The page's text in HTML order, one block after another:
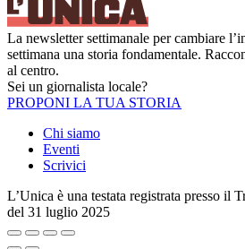
La newsletter settimanale per cambiare
settimana una storia fondamentale.
al centro.
Sei un giornalista locale?
PROPONI LA TUA STORIA
Chi siamo
Eventi
Scrivici
L’Unica è una testata registrata presso il
del 31 luglio 2025